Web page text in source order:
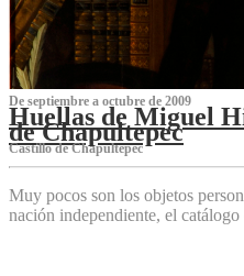
De septiembre a octubre de 2009
Huellas de Miguel
de Chapultepec
Castillo de Chapultepec
Muy pocos son los objetos
nación independiente, el